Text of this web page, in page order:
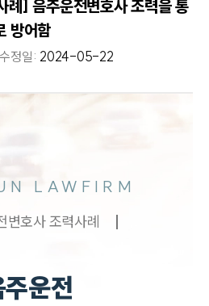
례] 음주운전변호사 조력을 통
방어함
수정일: 2024-05-22
LAWFIRM
변호사 조력사례
운전